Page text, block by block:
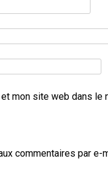
mon site web dans le
commentaires par e-